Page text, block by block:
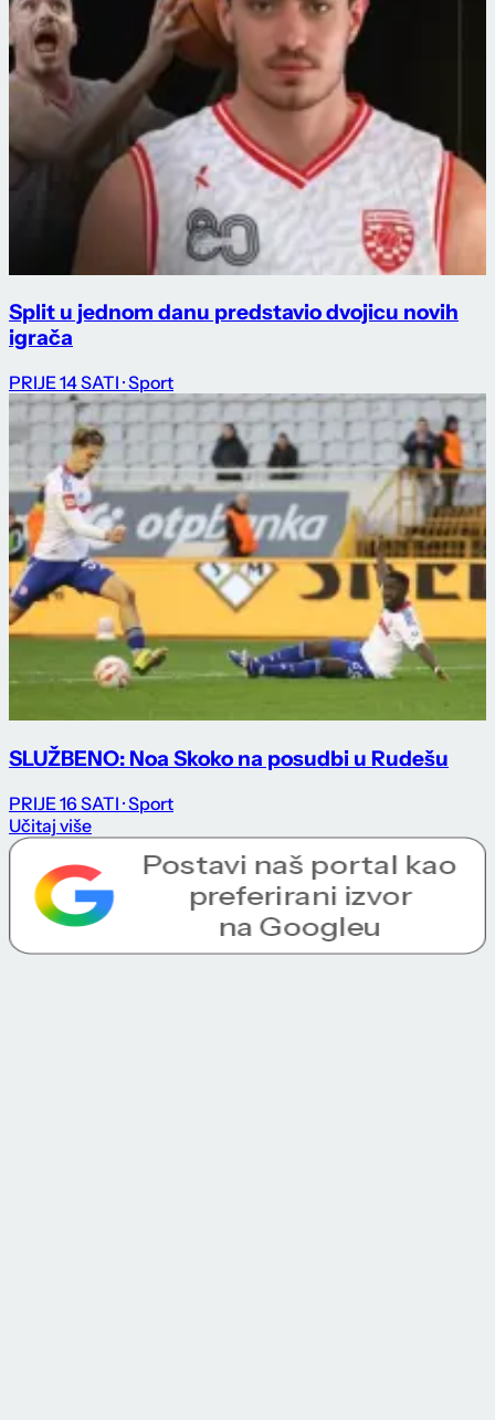
Split u jednom danu predstavio dvojicu novih
igrača
PRIJE 14 SATI · Sport
SLUŽBENO: Noa Skoko na posudbi u Rudešu
PRIJE 16 SATI · Sport
Učitaj više